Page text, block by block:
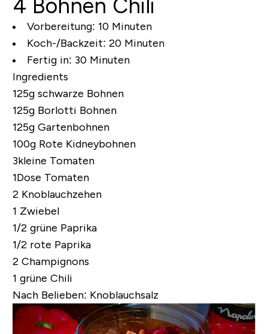
4 Bohnen Chili
Vorbereitung: 10 Minuten
Koch-/Backzeit: 20 Minuten
Fertig in: 30 Minuten
Ingredients
125g schwarze Bohnen
125g Borlotti Bohnen
125g Gartenbohnen
100g Rote Kidneybohnen
3kleine Tomaten
1Dose Tomaten
2 Knoblauchzehen
1 Zwiebel
1/2 grüne Paprika
1/2 rote Paprika
2 Champignons
1 grüne Chili
Nach Belieben: Knoblauchsalz